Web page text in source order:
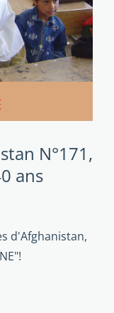
N°171,
ans
d'Afghanistan,